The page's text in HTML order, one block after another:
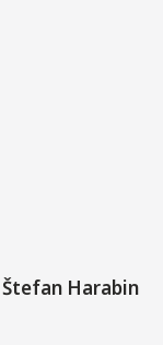
Štefan Harabin